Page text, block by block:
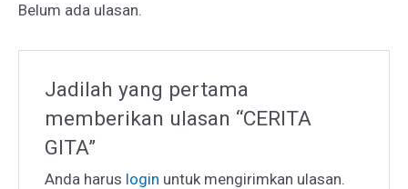
Belum ada ulasan.
Jadilah yang pertama
memberikan ulasan “CERITA
GITA”
Anda harus login untuk mengirimkan ulasan.